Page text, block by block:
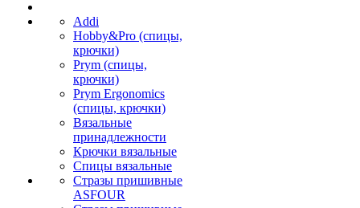
Addi
Hobby&Pro (спицы,
крючки)
Prym (спицы,
крючки)
Prym Ergonomics
(спицы, крючки)
Вязальные
принадлежности
Крючки вязальные
Спицы вязальные
Стразы пришивные
ASFOUR